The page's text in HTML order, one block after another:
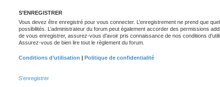
S’ENREGISTRER
Vous devez être enregistré pour vous connecter. L’enregistrement ne prend que
possibilités. L’administrateur du forum peut également accorder des permissions
de vous enregistrer, assurez-vous d’avoir pris connaissance de nos conditions
Assurez-vous de bien lire tout le règlement du forum.
Conditions d’utilisation | Politique de confidentialité
S’enregistrer